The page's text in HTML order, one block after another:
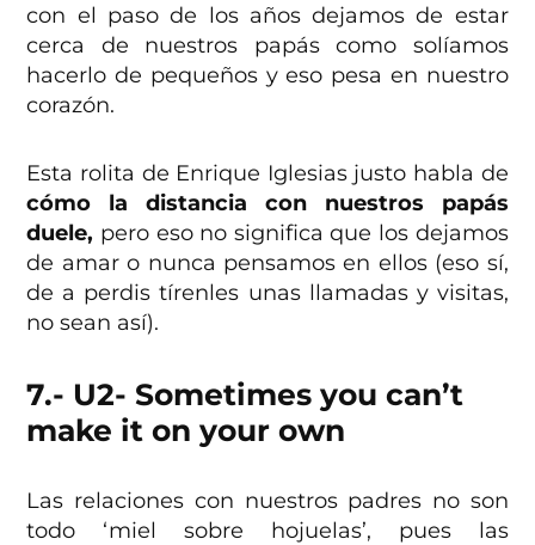
con el paso de los años dejamos de estar
cerca de nuestros papás como solíamos
hacerlo de pequeños y eso pesa en nuestro
corazón.
Esta rolita de Enrique Iglesias justo habla de
cómo la distancia con nuestros papás
duele, pero eso no significa que los dejamos
de amar o nunca pensamos en ellos (eso sí,
de a perdis tírenles unas llamadas y visitas,
no sean así).
7.- U2- Sometimes you can’t
make it on your own
Las relaciones con nuestros padres no son
todo ‘miel sobre hojuelas’, pues las